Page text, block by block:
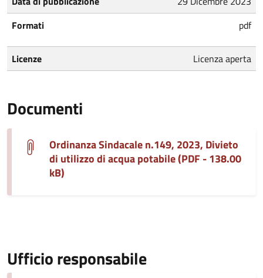
Formati
pdf
Licenze Licenza aperta
Documenti
Ordinanza Sindacale n.149, 2023, Divieto
di utilizzo di acqua potabile (PDF - 138.00
kB)
Ufficio responsabile